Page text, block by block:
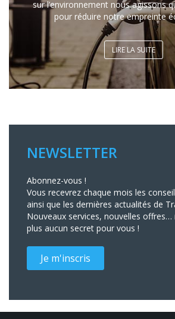
sur l’environnement nous agissons
pour réduire notre empreinte
LIRE LA SUITE
NEWSLETTER
Abonnez-vous !
Vous recevrez chaque mois les
ainsi que les dernières actualités de
Nouveaux services, nouvelles offres…
plus aucun secret pour vous !
Je m'inscris